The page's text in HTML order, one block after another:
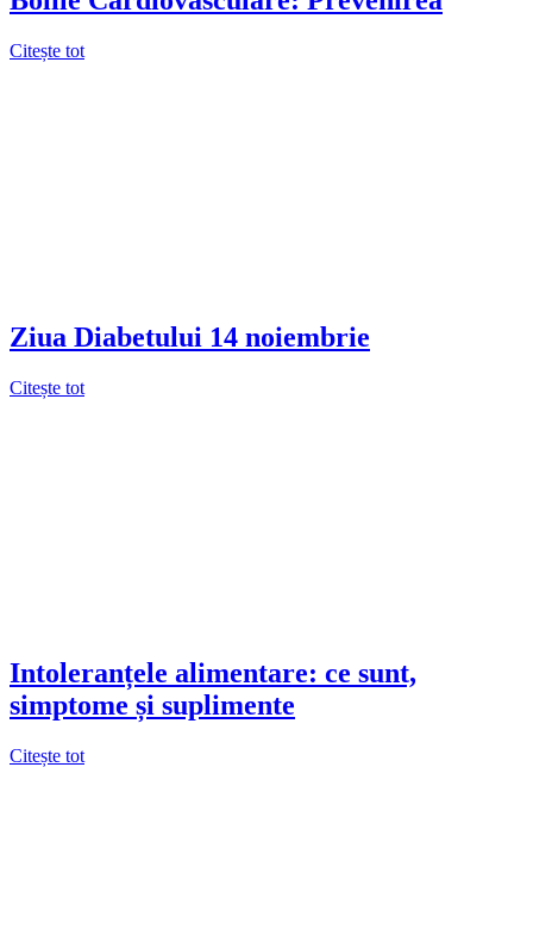
Citește tot
Ziua Diabetului 14 noiembrie
Citește tot
Intoleranțele alimentare: ce sunt,
simptome și suplimente
Citește tot